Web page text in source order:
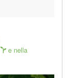
e nella